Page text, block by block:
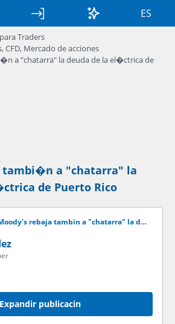
ES
Traders
CFD, Mercado de acciones
a "chatarra" la deuda de la el�ctrica de
tambi�n a "chatarra" la
de Puerto Rico
Moody's rebaja tambin a "chatarra" la deuda de la elctrica de Puerto Rico
Expandir publicacin